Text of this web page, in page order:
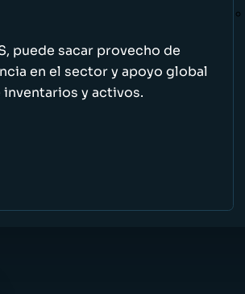
puede sacar provecho de
en el sector y apoyo global
y activos.